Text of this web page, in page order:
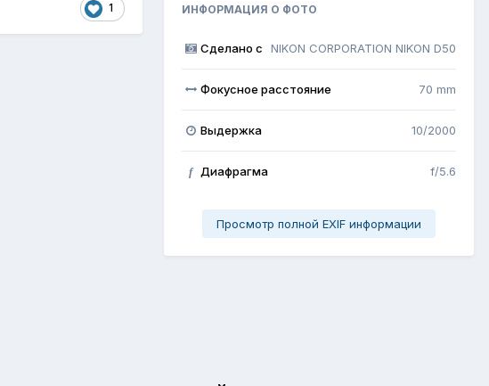
1 ИНФОРМАЦИЯ О ФОТО
Сделано с NIKON CORPORATION NIKON D50
Фокусное расстояние 70 mm
Выдержка 10/2000
f Диафрагма f/5.6
Просмотр полной EXIF информации